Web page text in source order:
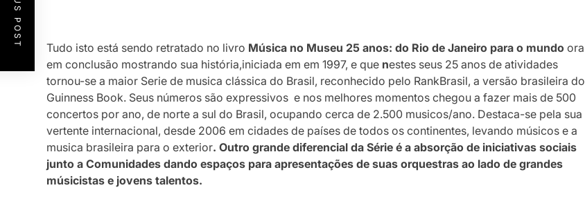
Tudo isto está sendo retratado no livro Música no Museu 25 anos: do Rio de Janeiro para o mundo ora
em conclusão mostrando sua história,iniciada em em 1997, e que nestes seus 25 anos de atividades
tornou-se a maior Serie de musica clássica do Brasil, reconhecido pelo RankBrasil, a versão brasileira do
Guinness Book. Seus números são expressivos e nos melhores momentos chegou a fazer mais de 500
concertos por ano, de norte a sul do Brasil, ocupando cerca de 2.500 musicos/ano. Destaca-se pela sua
vertente internacional, desde 2006 em cidades de países de todos os continentes, levando músicos e a
musica brasileira para o exterior. Outro grande diferencial da Série é a absorção de iniciativas sociais
junto a Comunidades dando espaços para apresentações de suas orquestras ao lado de grandes
músicistas e jovens talentos.